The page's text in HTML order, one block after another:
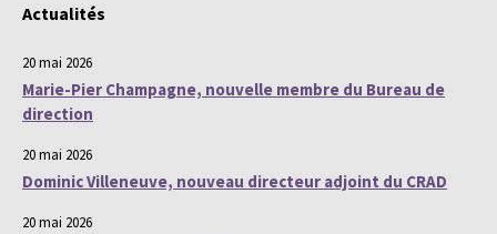
Actualités
20 mai 2026
Marie-Pier Champagne, nouvelle membre du Bureau de
direction
20 mai 2026
Dominic Villeneuve, nouveau directeur adjoint du CRAD
20 mai 2026